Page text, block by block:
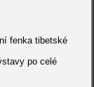
fenka tibetské
po celé